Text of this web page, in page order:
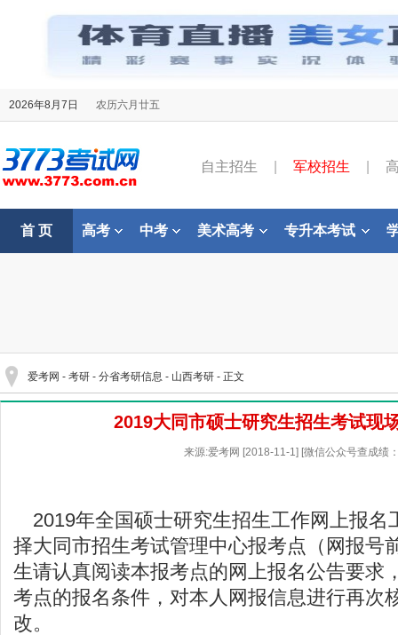
2026年8月7日 农历六月廿五
自主招生 军校招生
首 页 高考 中考 美术高考 专升本考试
爱考网 - 考研 - 分省考研信息 - 山西考研 - 正文
2019大同市硕士研究生招生考试现
来源:爱考网 [2018-11-1] [微信公众号查成绩
2019年全国硕士研究生招生工作网上报名
择大同市招生考试管理中心报考点（网报号
生请认真阅读本报考点的网上报名公告要求
考点的报名条件，对本人网报信息进行再次
改。